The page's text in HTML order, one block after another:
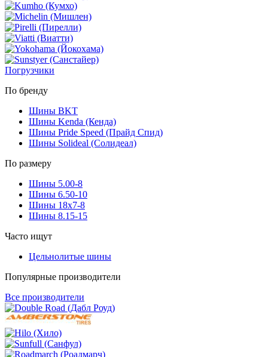
Погрузчики
По бренду
Шины BKT
Шины Kenda (Кенда)
Шины Pride Speed (Прайд Спид)
Шины Solideal (Солидеал)
По размеру
Шины 5.00-8
Шины 6.50-10
Шины 18x7-8
Шины 8.15-15
Часто ищут
Цельнолитые шины
Популярные производители
Все производители